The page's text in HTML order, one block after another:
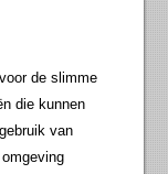
de slimme
die kunnen
van